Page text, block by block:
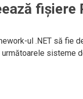
fişiere
ul .NET să fie